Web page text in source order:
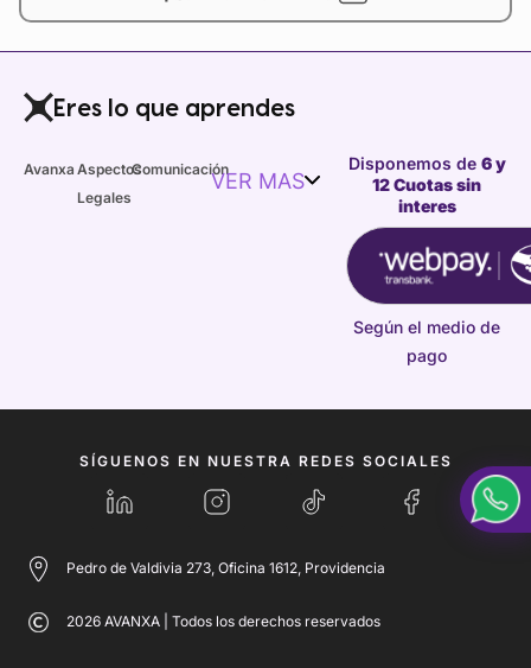
Eres lo que aprendes
Avanxa Aspectos
Legales
ComunicaciónVER MAS
Disponemos de 6 y
12 Cuotas sin
interes
Según el medio de
pago
Pedro de Valdivia 273, Oficina 1612, Providencia
2026 AVANXA | Todos los derechos reservados
SÍGUENOS EN NUESTRA REDES SOCIALES